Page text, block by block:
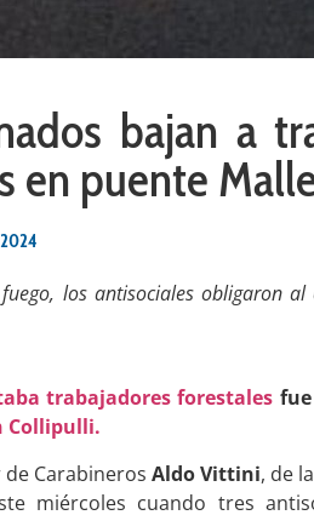
bajan a
en puente
los antisociales obligaron
trabajadores forestales
Collipulli.
Carabineros Aldo Vittini, de
miércoles cuando tres